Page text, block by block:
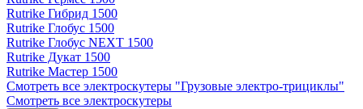
Rutrike Гибрид 1500
Rutrike Глобус 1500
Rutrike Глобус NEXT 1500
Rutrike Дукат 1500
Rutrike Мастер 1500
Смотреть все электро­скутеры "Грузовые электро‑трициклы"
Смотреть все электро­скутеры